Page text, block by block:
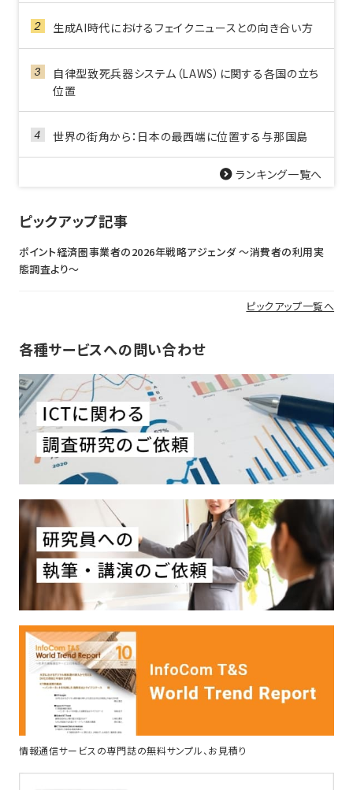
生成AI時代におけるフェイクニュースとの向き合い方
自律型致死兵器システム（LAWS）に関する各国の立ち
位置
世界の街角から：日本の最西端に位置する与那国島
ランキング一覧へ
ピックアップ記事
ポイント経済圏事業者の2026年戦略アジェンダ 〜消費者の利用実
態調査より〜
ピックアップ一覧へ
各種サービスへの問い合わせ
情報通信サービスの専門誌の無料サンプル、お見積り